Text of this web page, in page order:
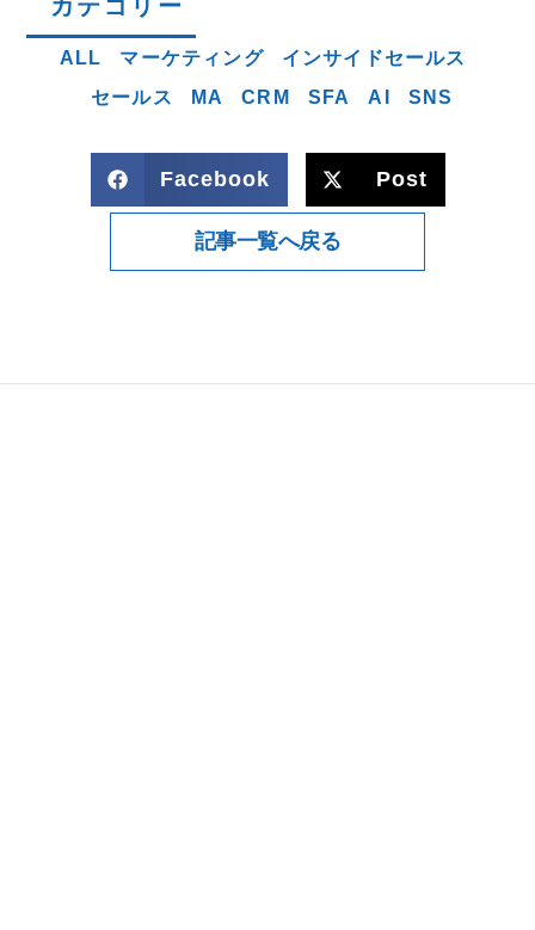
カテゴリー
ALL マーケティング
インサイドセールス
セールス
MA CRM SFA AI SNS
Facebook Post
記事一覧へ戻る